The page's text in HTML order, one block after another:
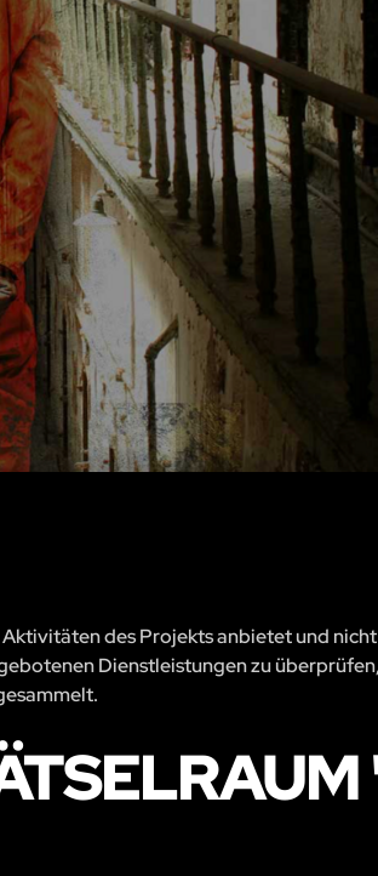
des Projekts anbietet und
Dienstleistungen zu